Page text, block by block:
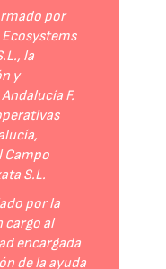
por
la
y
F.
S.L.
por la
cargo al
encargada
de la ayuda